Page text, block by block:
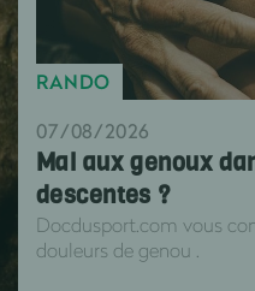
RANDO
07/08/2026
Mal aux genoux
descentes ?
Docdusport.com vous
douleurs de genou .